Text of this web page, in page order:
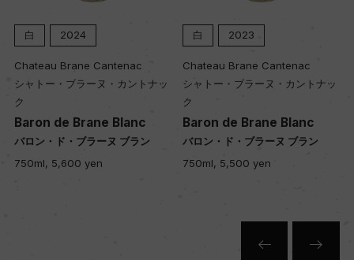
白 2024
Chateau Brane Cantenac
シャトー・ブラーヌ・カントナッ
ク
Baron de Brane Blanc
バロン・ド・ブラーヌ ブラン
750ml, 5,600 yen
白 2023
Chateau Brane Cantenac
シャトー・ブラーヌ・カントナッ
ク
Baron de Brane Blanc
バロン・ド・ブラーヌ ブラン
750ml, 5,500 yen